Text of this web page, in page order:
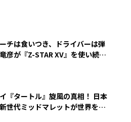
ーチは食いつき、ドライバーは弾
彦が『Z-STAR XV』を使い続け
『タートル』旋風の真相！ 日本
世代ミッドマレットが世界を席